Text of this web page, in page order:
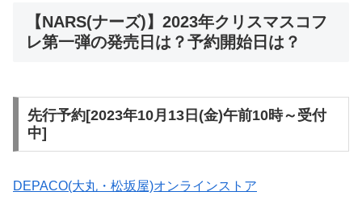
【NARS(ナーズ)】2023年クリスマスコフ
レ第一弾の発売日は？予約開始日は？
先行予約[2023年10月13日(金)午前10時～受付
中]
DEPACO(大丸・松坂屋)オンラインストア